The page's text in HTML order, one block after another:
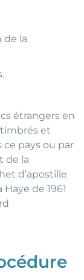
de la
étrangers en
timbrés et
ce pays ou par
de la
d’apostille
de 1961